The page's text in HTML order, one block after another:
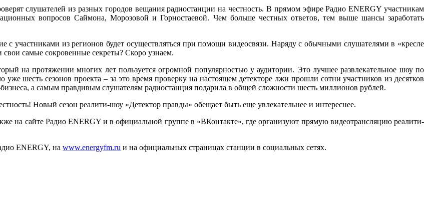
слушателей из разных городов вещания радиостанции на честность. В прямом эфире Радио ENERGY участникам
вопросов Саймона, Морозовой и Горностаевой. Чем больше честных ответов, тем выше шансы заработать
участниками из регионов будет осуществляться при помощи видеосвязи. Наряду с обычными слушателями в «кресле
самые сокровенные секреты? Скоро узнаем.
на протяжении многих лет пользуется огромной популярностью у аудитории. Это лучшее развлекательное шоу по
шесть сезонов проекта – за это время проверку на настоящем детекторе лжи прошли сотни участников из десятков
а самым правдивым слушателям радиостанция подарила в общей сложности шесть миллионов рублей.
Новый сезон реалити-шоу «Детектор правды» обещает быть еще увлекательнее и интереснее.
на сайте Радио ENERGY и в официальной группе в «ВКонтакте», где организуют прямую видеотрансляцию реалити-
ENERGY, наwww.energyfm.ru и на официальных страницах станции в социальных сетях.